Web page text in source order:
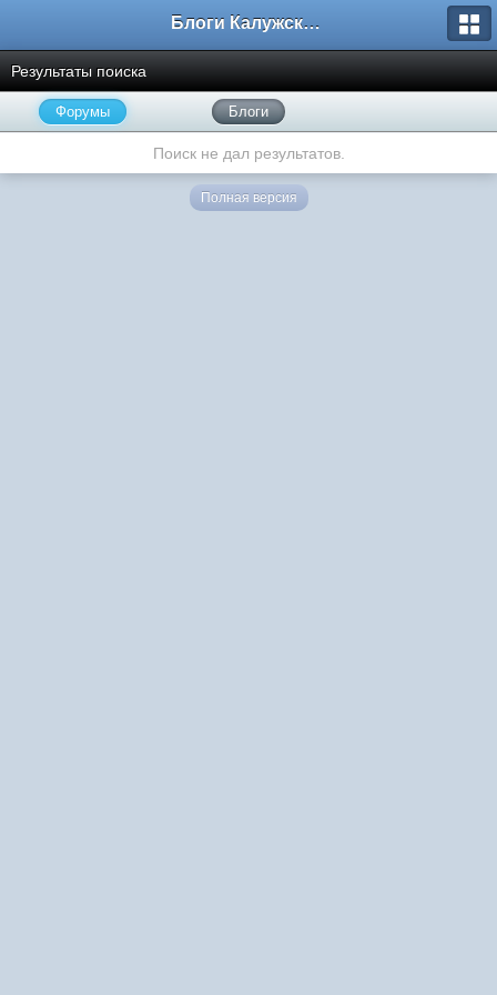
Блоги Калужского перекрестка
Результаты поиска
Форумы Блоги
Поиск не дал результатов.
Полная версия